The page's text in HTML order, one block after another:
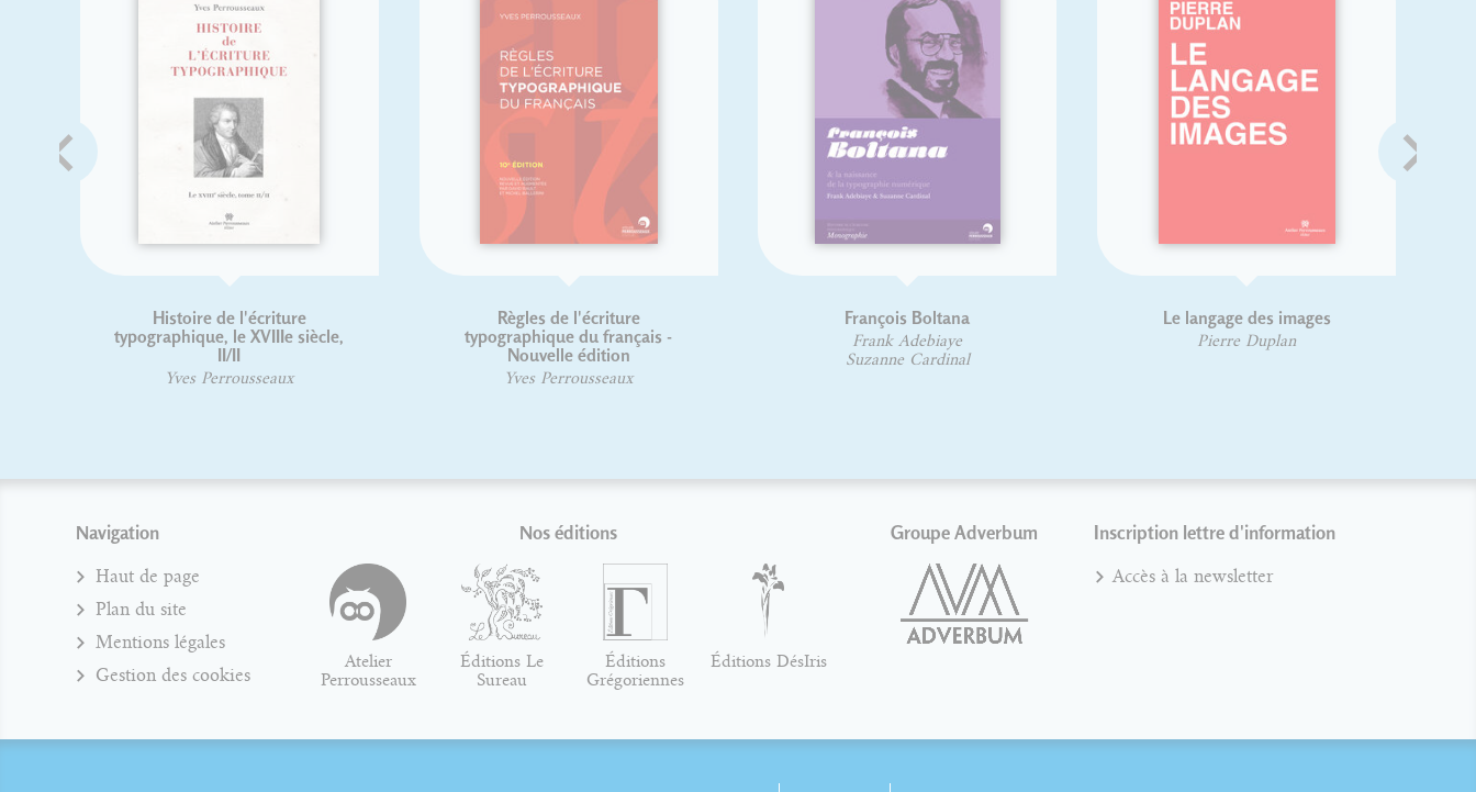
Règles de l'écriture
typographique du français -
Yves Perrousseaux
François Boltana
Frank Adebiaye
Suzanne Cardinal
Le langage des images
Pierre Duplan
Lettrages et phylactères
Gaby Bazin
Navigation
Haut de page
Plan du site
Mentions légales
Gestion des cookies
Nos éditions
Atelier
Perrousseaux
Éditions Le
Sureau
Éditions
Grégoriennes
Éditions DésIris
Groupe Adverbum Inscription lettre d'information
Accès à la newsletter